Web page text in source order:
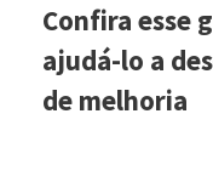
Confira esse
ajudá-lo a
de melhoria